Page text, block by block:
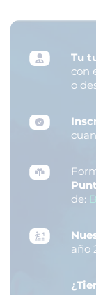
Tu
con
o
de:
año